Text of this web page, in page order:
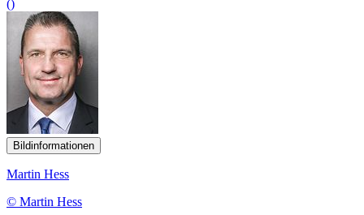
()
Bildinformationen
Martin Hess
© Martin Hess